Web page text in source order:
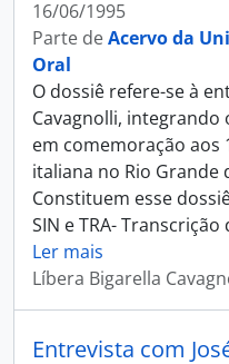
16/06/1995
Parte deAcervo da
Oral
O dossiê refere-se à
Cavagnolli, integrando
em comemoração aos
italiana no Rio Grande
Constituem esse
SIN e TRA-
Ler mais
Líbera Bigarella